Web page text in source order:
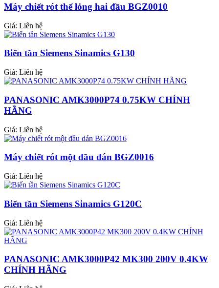
Máy chiết rót thể lỏng hai đầu BGZ0010
Giá: Liên hệ
Biến tần Siemens Sinamics G130
Giá: Liên hệ
PANASONIC AMK3000P74 0.75KW CHÍNH
HÃNG
Giá: Liên hệ
Máy chiết rót một đầu dán BGZ0016
Giá: Liên hệ
Biến tần Siemens Sinamics G120C
Giá: Liên hệ
PANASONIC AMK3000P42 MK300 200V 0.4KW
CHÍNH HÃNG